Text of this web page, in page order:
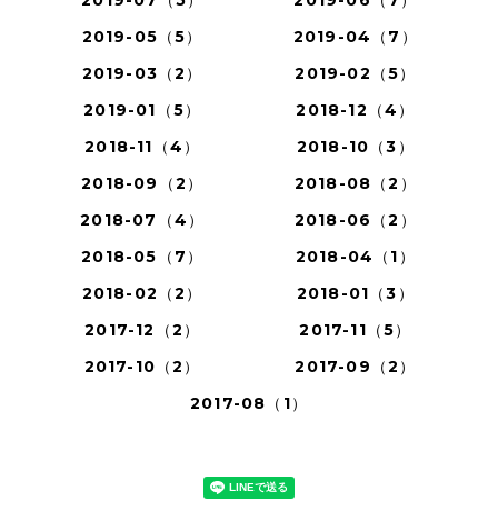
2019-05（5）
2019-04（7）
2019-03（2）
2019-02（5）
2019-01（5）
2018-12（4）
2018-11（4）
2018-10（3）
2018-09（2）
2018-08（2）
2018-07（4）
2018-06（2）
2018-05（7）
2018-04（1）
2018-02（2）
2018-01（3）
2017-12（2）
2017-11（5）
2017-10（2）
2017-09（2）
2017-08（1）